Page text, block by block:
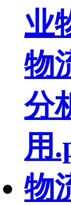
业
物
分
用
物